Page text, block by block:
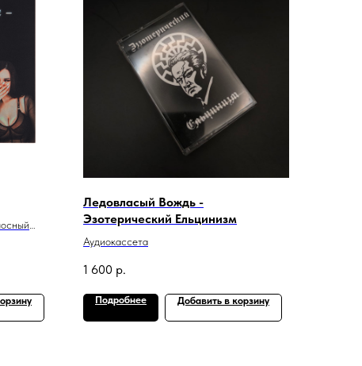
Ледовласый Вождь -
Эзотерический Ельцинизм
Аудиокассета
1 600 р.
Подробнее Добавить в корзину